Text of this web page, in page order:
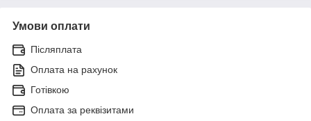
Умови оплати
Післяплата
Оплата на рахунок
Готівкою
Оплата за реквізитами